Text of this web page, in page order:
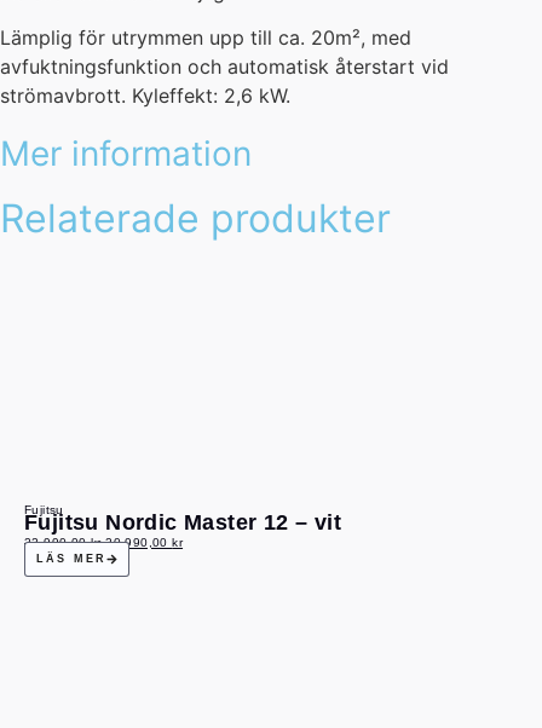
Lämplig för utrymmen upp till ca. 20m², med
avfuktningsfunktion och automatisk återstart vid
strömavbrott. Kyleffekt: 2,6 kW.
Mer information
Relaterade produkter
Fujitsu
Fujitsu Nordic Master 12 – vit
22 990,00kr 20 990,00kr
LÄS MER